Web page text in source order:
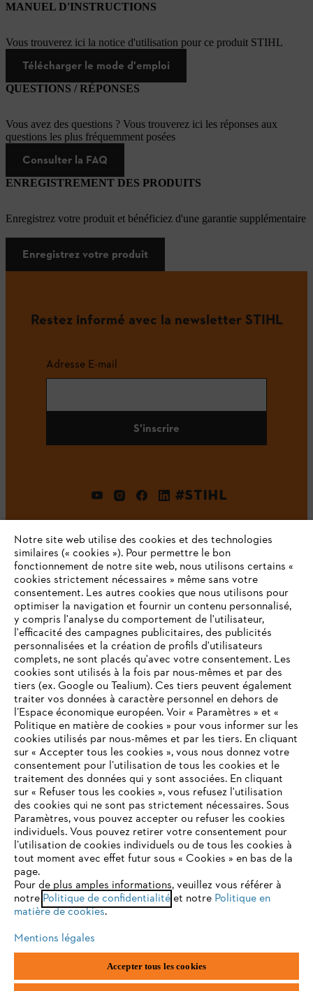
MANUEL D'INSTRUCTIONS
Vous trouverez ici la notice d'utilisation pour ce produit STIHL
Télécharger le mode d'emploi
QUESTIONS / RÉPONSES
Vous avez des questions ? Vous trouverez ici les réponses aux
questions les plus fréquemment posées
Consulter la FAQ
ENREGISTREMENT DES PRODUITS
Enregistrez votre produit et bénéficiez d'une garantie supplémentaire
Enregistrez votre produit
Restez informé avec la newsletter STIHL
Adresse E-mail
S'inscrire
#STIHL
L'Entreprise
STIHL FAQ
Contact
Politique de protection des données
Mentions légales Utilisation des cookies
Informations juridiques
België/Belgique
VAT Number: BE 0427.714.768
VOTRE NAVIGATEUR INTERNET
N'EST PLUS PRIS EN CHARGE
Vous utilisez un navigateur Internet que nous ne prenons plus
en charge, et certaines fonctionnalités de notre site ne
peuvent fonctionner correctement. Pour une utilisation
optimale de notre site, nous vous recommandons de passer à
l'un des navigateurs suivants :
firefox chrome
Notre site web utilise des cookies et des technologies
similaires (« cookies »). Pour permettre le bon
fonctionnement de notre site web, nous utilisons certains «
cookies strictement nécessaires » même sans votre
consentement. Les autres cookies que nous utilisons pour
optimiser la navigation et fournir un contenu personnalisé,
y compris l'analyse du comportement de l'utilisateur,
l'efficacité des campagnes publicitaires, des publicités
personnalisées et la création de profils d'utilisateurs
complets, ne sont placés qu'avec votre consentement. Les
cookies sont utilisés à la fois par nous-mêmes et par des
tiers (ex. Google ou Tealium). Ces tiers peuvent également
traiter vos données à caractère personnel en dehors de
l’Espace économique européen. Voir « Paramètres » et «
Politique en matière de cookies » pour vous informer sur les
cookies utilisés par nous-mêmes et par les tiers. En cliquant
sur « Accepter tous les cookies », vous nous donnez votre
consentement pour l’utilisation de tous les cookies et le
traitement des données qui y sont associées. En cliquant
sur « Refuser tous les cookies », vous refusez l'utilisation
des cookies qui ne sont pas strictement nécessaires. Sous
Paramètres, vous pouvez accepter ou refuser les cookies
individuels. Vous pouvez retirer votre consentement pour
l’utilisation de cookies individuels ou de tous les cookies à
tout moment avec effet futur sous « Cookies » en bas de la
page.
Pour de plus amples informations, veuillez vous référer à
notre Politique de confidentialitéet notre Politique en
matière de cookies.
Mentions légales
Accepter tous les cookies